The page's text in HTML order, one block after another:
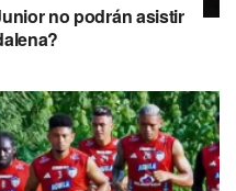
no podrán asistir